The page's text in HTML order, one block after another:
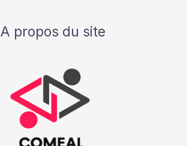
A propos du site